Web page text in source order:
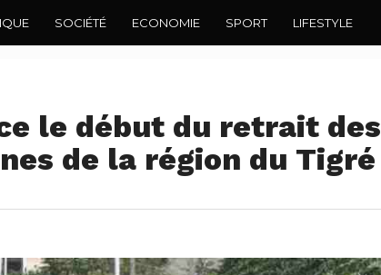
SOCIÉTÉ ECONOMIE SPORT LIFESTYLE
le début du retrait des
de la région du Tigré